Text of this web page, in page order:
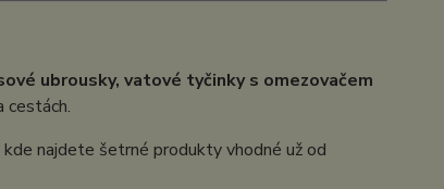
ubrousky, vatové tyčinky s omezovačem
cestách.
kde najdete šetrné produkty vhodné už od